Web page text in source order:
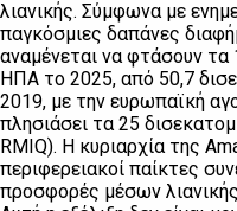
λιανικής. Σύμφωνα με
παγκόσμιες δαπάνες
αναμένεται να φτάσουν τα
ΗΠΑ το 2025, από 50,7
2019, με την ευρωπαϊκή
πλησιάσει τα 25
RMIQ). Η κυριαρχία της
περιφερειακοί παίκτες
προσφορές μέσων